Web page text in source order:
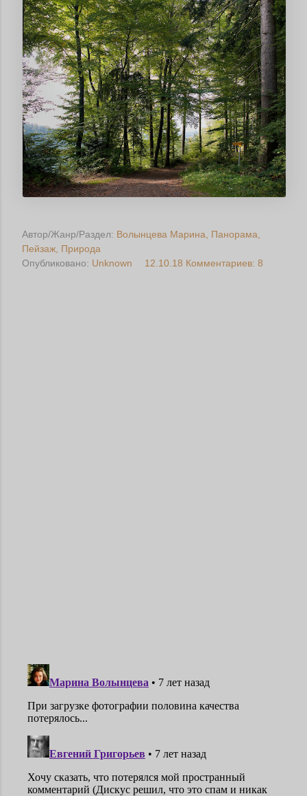
Автор/Жанр/Раздел: Волынцева Марина
Панорама
Пейзаж Природа
Опубликовано: Unknown 12.10.18 Комментариев: 8